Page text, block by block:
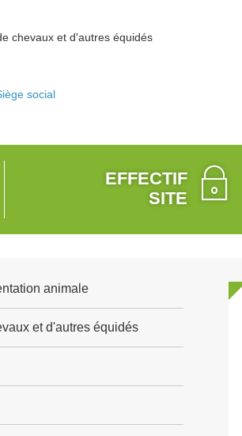
chevaux et d'autres équidés
social
EFFECTIF
SITE
animale
et d'autres équidés